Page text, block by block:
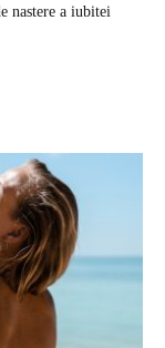
nastere a iubitei